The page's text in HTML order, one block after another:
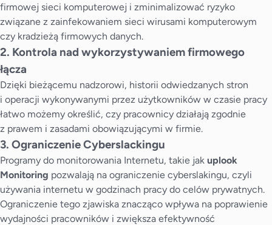
firmowej sieci komputerowej i zminimalizować ryzyko
związane z zainfekowaniem sieci wirusami komputerowym
czy kradzieżą firmowych danych.
2. Kontrola nad wykorzystywaniem firmowego
łącza
Dzięki bieżącemu nadzorowi, historii odwiedzanych stron
i operacji wykonywanymi przez użytkowników w czasie pracy
łatwo możemy określić, czy pracownicy działają zgodnie
z prawem i zasadami obowiązującymi w firmie.
3. Ograniczenie Cyberslackingu
Programy do monitorowania Internetu, takie jak uplook
Monitoring pozwalają na ograniczenie cyberslakingu, czyli
używania internetu w godzinach pracy do celów prywatnych.
Ograniczenie tego zjawiska znacząco wpływa na poprawienie
wydajności pracowników i zwiększa efektywność